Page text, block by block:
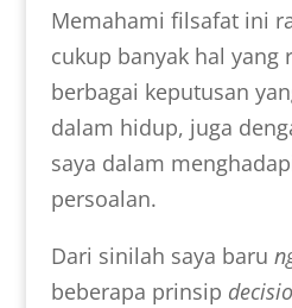
Memahami filsafat ini
cukup banyak hal yang
berbagai keputusan
dalam hidup, juga
saya dalam
persoalan.
Dari sinilah saya baru
beberapa prinsip